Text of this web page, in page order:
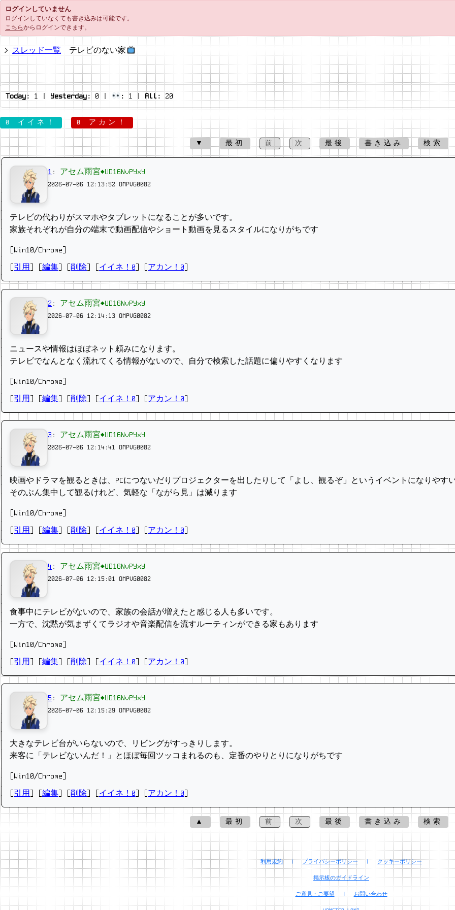
ログインしていません
ログインしていなくても書き込みは可能です。
こちらからログインできます。
スレッド一覧 テレビのない家
Today: 1 | Yesterday:0 | : 1 | All: 20
0 イイネ！ 0 アカン！
▼ 最初 前 次 最後 書き込み 検索
1 : アセム雨宮◆UD16NvPYxY
2026-07-06 12:13:52 OMPVG0082
テレビの代わりがスマホやタブレットになることが多いです。
家族それぞれが自分の端末で動画配信やショート動画を見るスタイルになりがちです
[Win10/Chrome]
引用 編集 削除 イイネ！0 アカン！0
2 : アセム雨宮◆UD16NvPYxY
2026-07-06 12:14:13 OMPVG0082
ニュースや情報はほぼネット頼みになります。
テレビでなんとなく流れてくる情報がないので、自分で検索した話題に偏りやすくなります
[Win10/Chrome]
引用 編集 削除 イイネ！0 アカン！0
3 : アセム雨宮◆UD16NvPYxY
2026-07-06 12:14:41 OMPVG0082
映画やドラマを観るときは、PCにつないだりプロジェクターを出したりして「よし、観るぞ」というイベントになりやす
そのぶん集中して観るけれど、気軽な「ながら見」は減ります
[Win10/Chrome]
引用 編集 削除 イイネ！0 アカン！0
4 : アセム雨宮◆UD16NvPYxY
2026-07-06 12:15:01 OMPVG0082
食事中にテレビがないので、家族の会話が増えたと感じる人も多いです。
一方で、沈黙が気まずくてラジオや音楽配信を流すルーティンができる家もあります
[Win10/Chrome]
引用 編集 削除 イイネ！0 アカン！0
5 : アセム雨宮◆UD16NvPYxY
2026-07-06 12:15:29 OMPVG0082
大きなテレビ台がいらないので、リビングがすっきりします。
来客に「テレビないんだ！」とほぼ毎回ツッコまれるのも、定番のやりとりになりがちです
[Win10/Chrome]
引用 編集 削除 イイネ！0 アカン！0
▲ 最初 前 次 最後 書き込み 検索
利用規約 | プライバシーポリシー | クッキーポリシー
掲示板のガイドライン
ご意見・ご要望 | お問い合わせ